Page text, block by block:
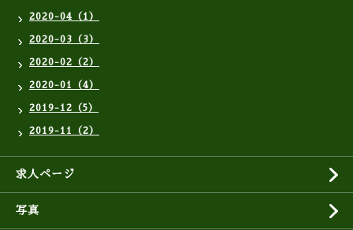
2020-04（1）
2020-03（3）
2020-02（2）
2020-01（4）
2019-12（5）
2019-11（2）
求人ページ
写真